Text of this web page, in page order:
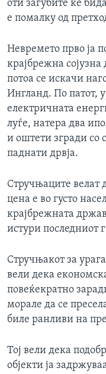
оти загубите ќе
е помалку од
Невремето прво ја
крајбрежна
потоа се искачи
Ингланд. По патот,
електричната
луѓе, натера два
и оштети згради со
паднати дрвја.
Стручњаците велат
цена е во густо
крајбрежната
истури последниот
Стручњакот за
вели дека
повеќекратно
морале да се
биле ранливи на
Тој вели дека
објекти ја